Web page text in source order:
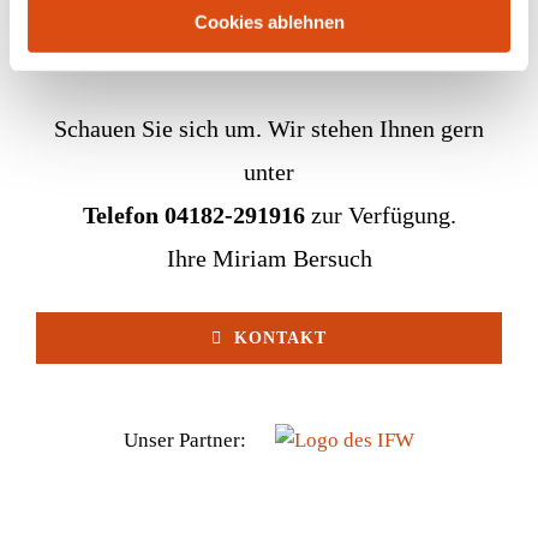
Cookies ablehnen
Schauen Sie sich um. Wir stehen Ihnen gern
unter
Telefon 04182-291916zur Verfügung.
Ihre Miriam Bersuch
KONTAKT
Unser Partner: